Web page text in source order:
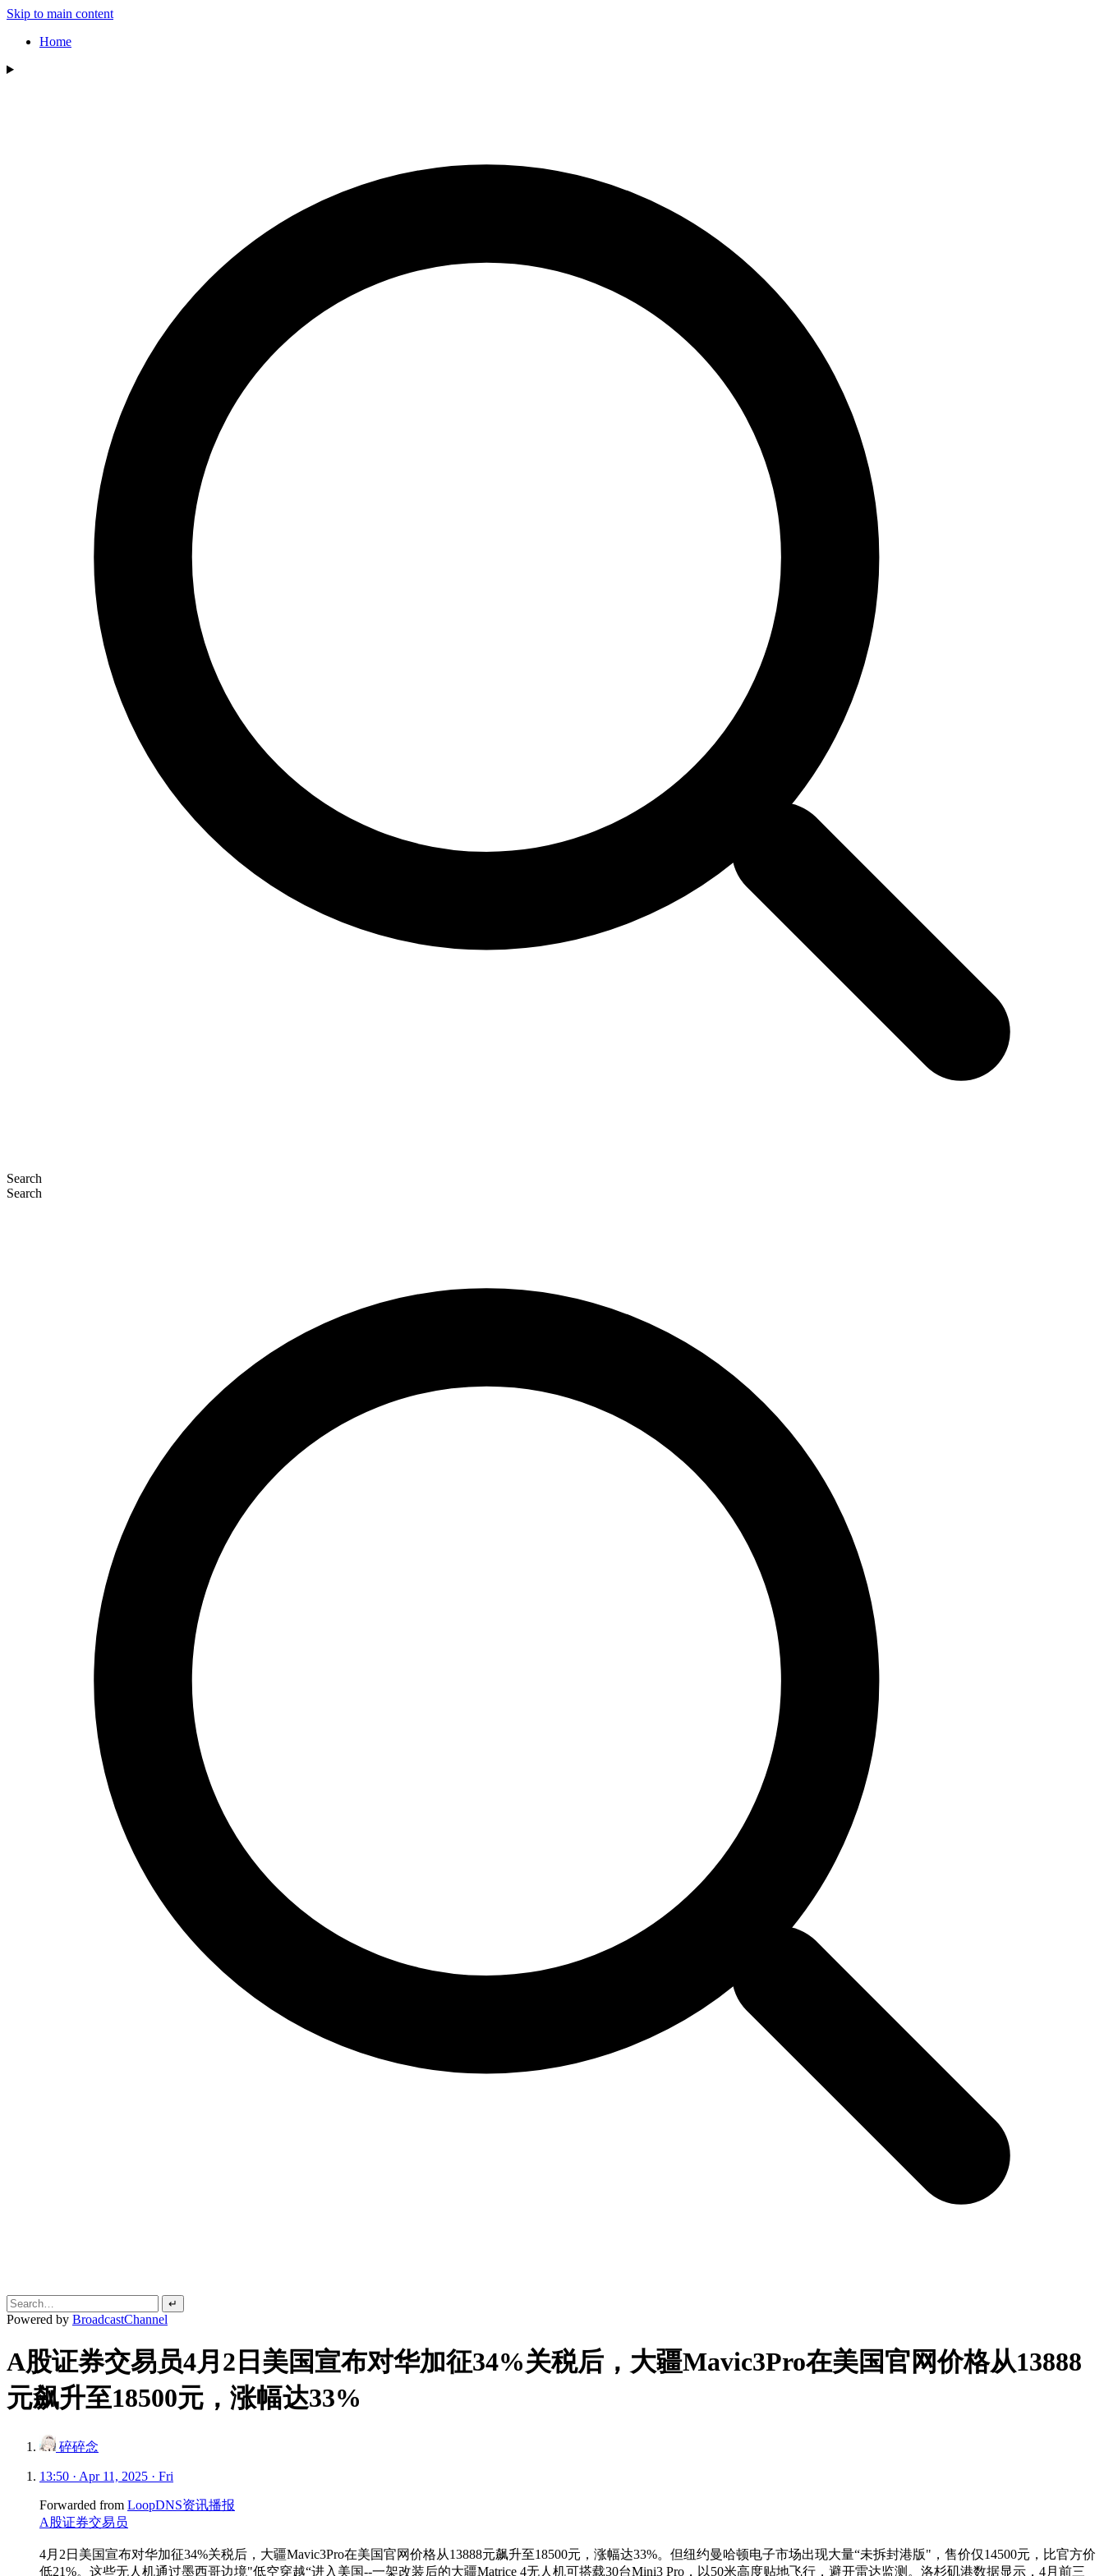
Skip to main content
Home
Search
Search
↵
Powered by BroadcastChannel
A股证券交易员4月2日美国宣布对华加征34%关税后，大疆Mavic3Pro在美国官网价格从13888
元飙升至18500元，涨幅达33%
碎碎念
13:50 · Apr 11, 2025 · Fri
Forwarded from LoopDNS资讯播报
A股证券交易员
4月2日美国宣布对华加征34%关税后，大疆Mavic3Pro在美国官网价格从13888元飙升至18500元，涨幅达33%。但纽约曼哈顿电子市场出现大量“未拆封港版"，售价仅14500元，比官方价
低21%。这些无人机通过墨西哥边境"低空穿越“进入美国--一架改装后的大疆Matrice 4无人机可搭载30台Mini3 Pro，以50米高度贴地飞行，避开雷达监测。洛杉矶港数据显示，4月前三